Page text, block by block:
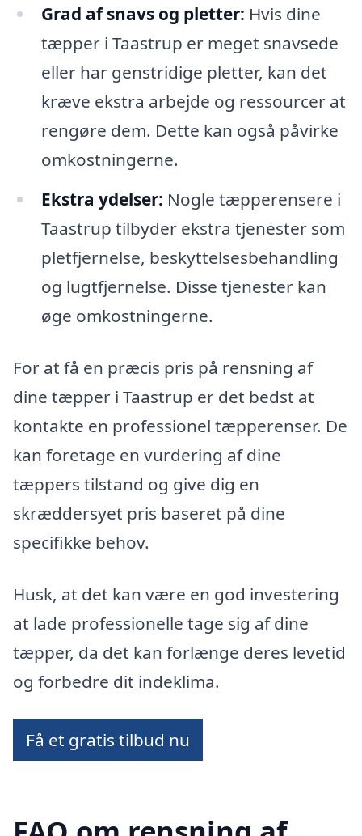
Grad af snavs og pletter: Hvis dine
tæpper i Taastrup er meget snavsede
eller har genstridige pletter, kan det
kræve ekstra arbejde og ressourcer at
rengøre dem. Dette kan også påvirke
omkostningerne.
Ekstra ydelser: Nogle tæpperensere i
Taastrup tilbyder ekstra tjenester som
pletfjernelse, beskyttelsesbehandling
og lugtfjernelse. Disse tjenester kan
øge omkostningerne.
For at få en præcis pris på rensning af
dine tæpper i Taastrup er det bedst at
kontakte en professionel tæpperenser. De
kan foretage en vurdering af dine
tæppers tilstand og give dig en
skræddersyet pris baseret på dine
specifikke behov.
Husk, at det kan være en god investering
at lade professionelle tage sig af dine
tæpper, da det kan forlænge deres levetid
og forbedre dit indeklima.
Få et gratis tilbud nu